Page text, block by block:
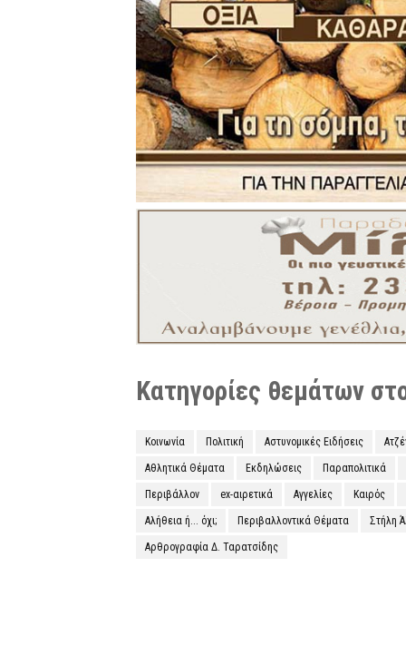
Κατηγορίες θεμάτων
Κοινωνία Πολιτική Αστυνομικές Ειδήσεις
Αθλητικά Θέματα Εκδηλώσεις Παραπολιτικά
Περιβάλλον ex-αιρετικά Αγγελίες Καιρός
Αλήθεια ή... όχι; Περιβαλλοντικά Θέματα Στήλη
Αρθρογραφία Δ. Ταρατσίδης